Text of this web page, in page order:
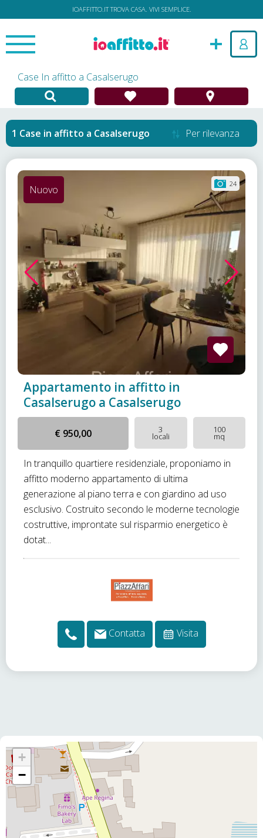
IOAFFITTO.IT TROVA CASA. VIVI SEMPLICE.
Case In affitto a Casalserugo
Case in affitto a Casalserugo Per rilevanza
24
Nuovo
Appartamento in affitto in
Casalserugo a Casalserugo
€ 950,00 3
locali
100
mq
In tranquillo quartiere residenziale, proponiamo in
affitto moderno appartamento di ultima
generazione al piano terra e con giardino ad uso
esclusivo. Costruito secondo le moderne tecnologie
costruttive, improntate sul risparmio energetico è
dotat...
Contatta Visita
+
−